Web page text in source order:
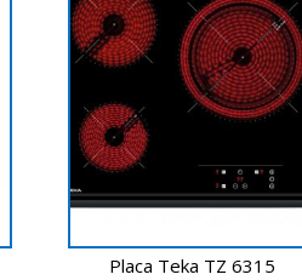
Placa Teka TZ 6315